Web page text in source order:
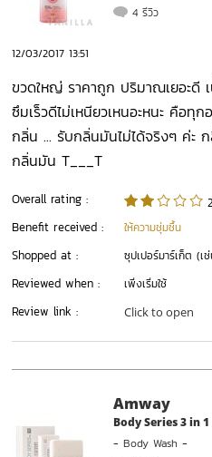
4 รีวิว
12/03/2017 13:51
ขวดใหญ่ ราคาถูก ปริมาณเยอะดี
ซึมเร็วดีไม่เหนียวเหนอะหนะ คือทุ
กลิ่น ... รับกลิ่นมันไม่ได้จริงๆ ค่ะ
กลิ่นมัน T___T
Overall rating :
2
Benefit received :
ให้ความชุ่มชื้น
Shopped at : ซุปเปอร์มาร์เก็ต (
Reviewed when : เพิ่งเริ่มใช้
Review link : Click to open
Amway
Body Series 3 in
-Body Wash -